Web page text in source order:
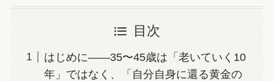
目次
はじめに——35〜45歳は「老いていく10
年」ではなく、「自分自身に還る黄金の